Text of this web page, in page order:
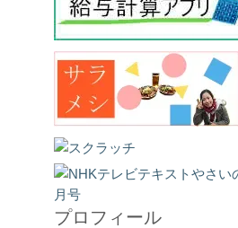
プロフィール